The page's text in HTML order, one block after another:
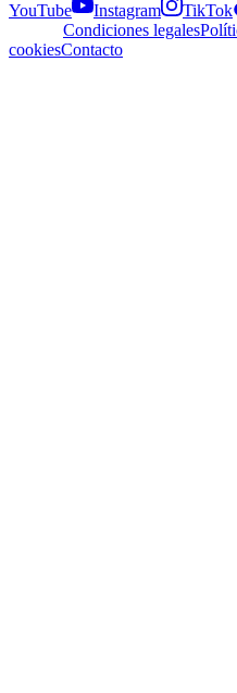
YouTube
Instagram TikTok
Condiciones legales
cookiesContacto